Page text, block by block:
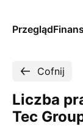
Przegląd
Cofnij
Liczba
Tec